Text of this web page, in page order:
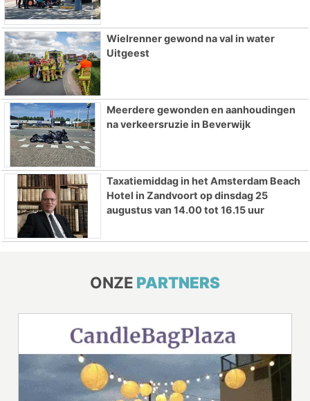
Wielrenner gewond na val in water
Uitgeest
Meerdere gewonden en aanhoudingen
na verkeersruzie in Beverwijk
Taxatiemiddag in het Amsterdam Beach
Hotel in Zandvoort op dinsdag 25
augustus van 14.00 tot 16.15 uur
ONZE PARTNERS